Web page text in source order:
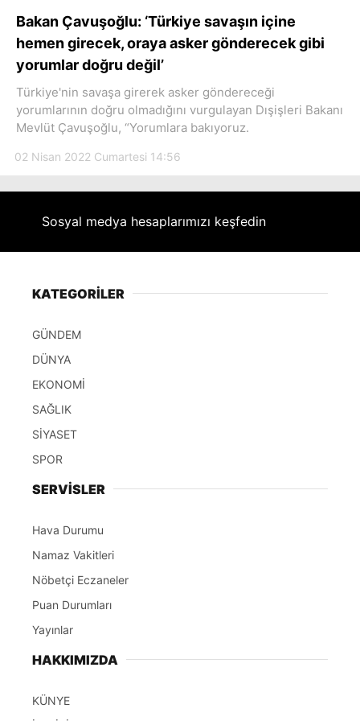
Facebook
Bakan Çavuşoğlu: ‘Türkiye savaşın içine
hemen girecek, oraya asker gönderecek gibi
yorumlar doğru değil’
Türkiye'nin savaşa girerek asker göndereceği
yorumlarının doğru olmadığını vurgulayan Dışişleri Bakanı
Mevlüt Çavuşoğlu, “Yorumlara bakıyoruz.
02 Nisan 2022 Cumartesi 14:56
Sosyal medya hesaplarımızı keşfedin
KATEGORİLER
GÜNDEM
DÜNYA
EKONOMİ
SAĞLIK
SİYASET
SPOR
SERVİSLER
Hava Durumu
Namaz Vakitleri
Nöbetçi Eczaneler
Puan Durumları
Yayınlar
HAKKIMIZDA
KÜNYE